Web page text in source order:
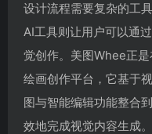
设计流程需要复杂的工
AI工具则让用户可以通
觉创作。美图Whee正
绘画创作平台，它基于
图与智能编辑功能整合
效地完成视觉内容生成。